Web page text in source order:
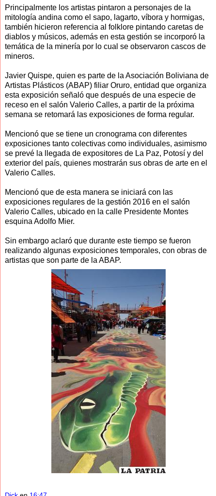
Principalmente los artistas pintaron a personajes de la
mitología andina como el sapo, lagarto, víbora y hormigas,
también hicieron referencia al folklore pintando caretas de
diablos y músicos, además en esta gestión se incorporó la
temática de la minería por lo cual se observaron cascos de
mineros.
Javier Quispe, quien es parte de la Asociación Boliviana de
Artistas Plásticos (ABAP) filiar Oruro, entidad que organiza
esta exposición señaló que después de una especie de
receso en el salón Valerio Calles, a partir de la próxima
semana se retomará las exposiciones de forma regular.
Mencionó que se tiene un cronograma con diferentes
exposiciones tanto colectivas como individuales, asimismo
se prevé la llegada de expositores de La Paz, Potosí y del
exterior del país, quienes mostrarán sus obras de arte en el
Valerio Calles.
Mencionó que de esta manera se iniciará con las
exposiciones regulares de la gestión 2016 en el salón
Valerio Calles, ubicado en la calle Presidente Montes
esquina Adolfo Mier.
Sin embargo aclaró que durante este tiempo se fueron
realizando algunas exposiciones temporales, con obras de
artistas que son parte de la ABAP.